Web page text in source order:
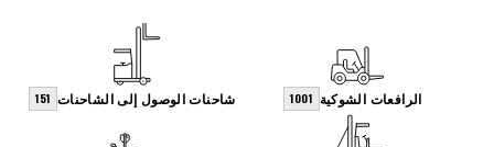
الرافعات الشوكية 1001 شاحنات الوصول إلى الشاحنات 151